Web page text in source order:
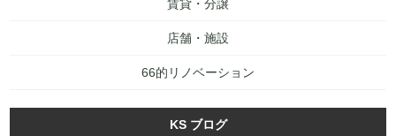
賃貸・分譲
店舗・施設
66的リノベーション
KS ブログ